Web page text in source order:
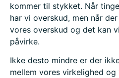
kommer til stykket. Når
har vi overskud, men når
vores overskud og det kan
påvirke.
Ikke desto mindre er der
mellem vores virkelighed